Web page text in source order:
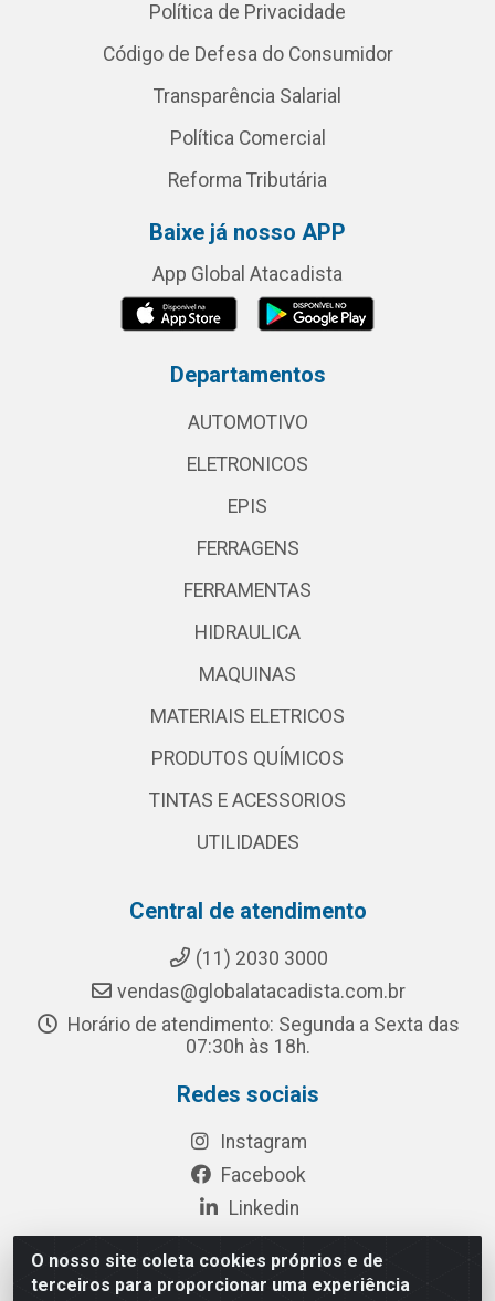
O nosso site coleta cookies próprios e de
terceiros para proporcionar uma experiência
Política de Privacidade
Código de Defesa do Consumidor
Transparência Salarial
Política Comercial
Reforma Tributária
Baixe já nosso APP
App Global Atacadista
Departamentos
AUTOMOTIVO
ELETRONICOS
EPIS
FERRAGENS
FERRAMENTAS
HIDRAULICA
MAQUINAS
MATERIAIS ELETRICOS
PRODUTOS QUÍMICOS
TINTAS E ACESSORIOS
UTILIDADES
Central de atendimento
(11) 2030 3000
vendas@globalatacadista.com.br
Horário de atendimento: Segunda a Sexta das
07:30h às 18h.
Redes sociais
Instagram
Facebook
Linkedin